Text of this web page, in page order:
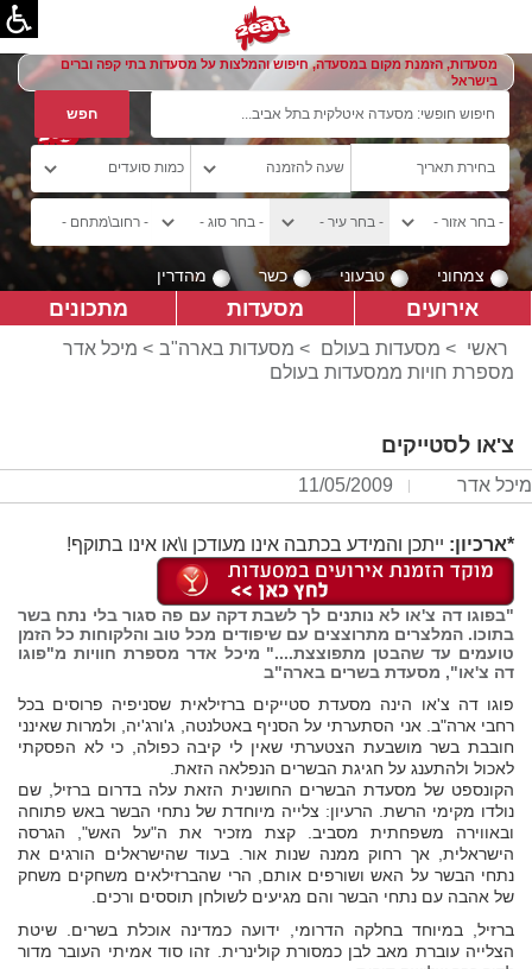
מסעדות, הזמנת מקום במסעדה, חיפוש והמלצות על מסעדות בתי קפה וברים
בישראל
צמחוני טבעוני כשר מהדרין
אירועים מסעדות מתכונים
ראשי > מסעדות בעולם > מסעדות בארה"ב > מיכל אדר
מספרת חויות ממסעדות בעולם
צ'או לסטייקים
מיכל אדר 11/05/2009
*ארכיון: ייתכן והמידע בכתבה אינו מעודכן ו\או אינו בתוקף!
"בפוגו דה צ'או לא נותנים לך לשבת דקה עם פה סגור בלי נתח בשר
בתוכו. המלצרים מתרוצצים עם שיפודים מכל טוב והלקוחות כל הזמן
טועמים עד שהבטן מתפוצצת...." מיכל אדר מספרת חוויות מ"פוגו
דה צ'או", מסעדת בשרים בארה"ב
פוגו דה צ'או הינה מסעדת סטייקים ברזילאית שסניפיה פרוסים בכל
רחבי ארה"ב. אני הסתערתי על הסניף באטלנטה, ג'ורג'יה, ולמרות שאינני
חובבת בשר מושבעת הצטערתי שאין לי קיבה כפולה, כי לא הפסקתי
לאכול ולהתענג על חגיגת הבשרים הנפלאה הזאת.
הקונספט של מסעדת הבשרים החושנית הזאת עלה בדרום ברזיל, שם
נולדו מקימי הרשת. הרעיון: צלייה מיוחדת של נתחי הבשר באש פתוחה
ובאווירה משפחתית מסביב. קצת מזכיר את ה"על האש", הגרסה
הישראלית, אך רחוק ממנה שנות אור. בעוד שהישראלים הורגים את
נתחי הבשר על האש ושורפים אותם, הרי שהברזילאים משחקים משחק
של אהבה עם נתחי הבשר והם מגיעים לשולחן תוססים ורכים.
ברזיל, במיוחד בחלקה הדרומי, ידועה כמדינה אוכלת בשרים. שיטת
הצלייה עוברת מאב לבן כמסורת קולינרית. זהו סוד אמיתי העובר מדור